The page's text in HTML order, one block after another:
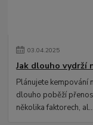
03.04.2025
Jak dlouho vydrží
Plánujete kempování
dlouho poběží
několika faktorech,